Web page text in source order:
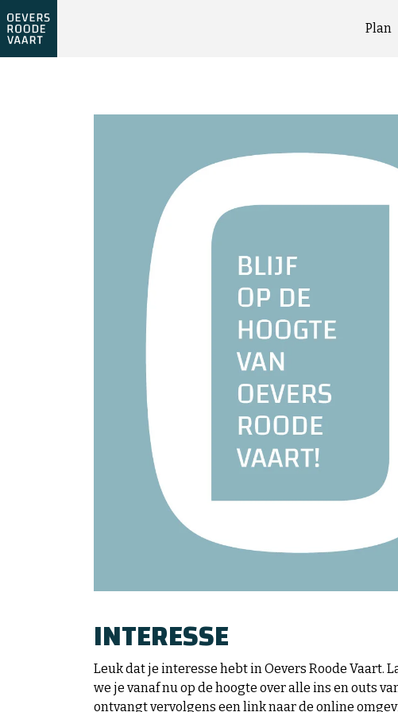
Plan
INTERESSE
Leuk dat je interesse hebt in Oevers Roode Vaart.
we je vanaf nu op de hoogte over alle ins en outs
ontvangt vervolgens een link naar de online